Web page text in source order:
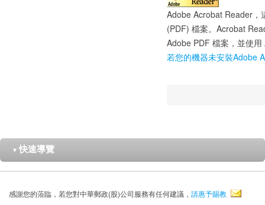
Adobe Acrobat Reader，
(PDF) 檔案。Acrobat
Adobe PDF 檔案，並使
若您的機器未安裝Adobe
▼ 快速導覽
感謝您的蒞臨，若您對中華郵政(股)公司服務有任何建議， 請惠予賜教